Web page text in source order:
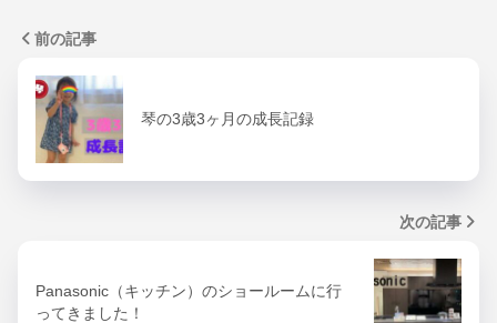
前の記事
琴の3歳3ヶ月の成長記録
次の記事
Panasonic（キッチン）のショールームに行
ってきました！